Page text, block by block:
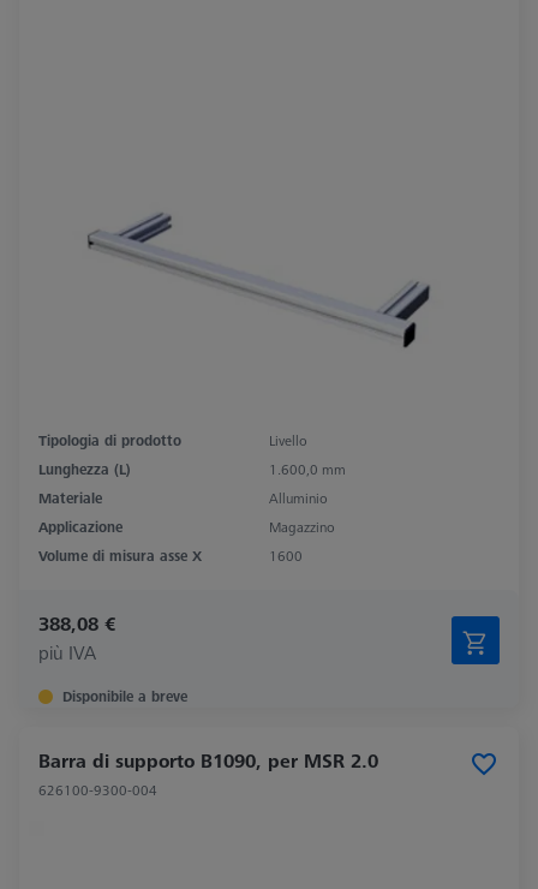
Tipologia di prodotto
Livello
Lunghezza (L)
1.600,0 mm
Materiale
Alluminio
Applicazione
Magazzino
Volume di misura asse X
1600
388,08 €
più IVA
Disponibile a breve
Barra di supporto B1090, per MSR 2.0
626100-9300-004